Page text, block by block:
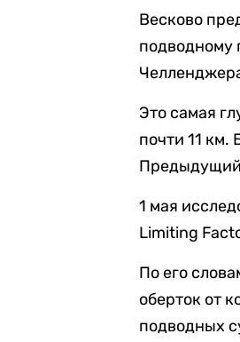
Весково
подводному
Это самая
почти 11
1 мая
Limiting
По его
оберток от
подводных